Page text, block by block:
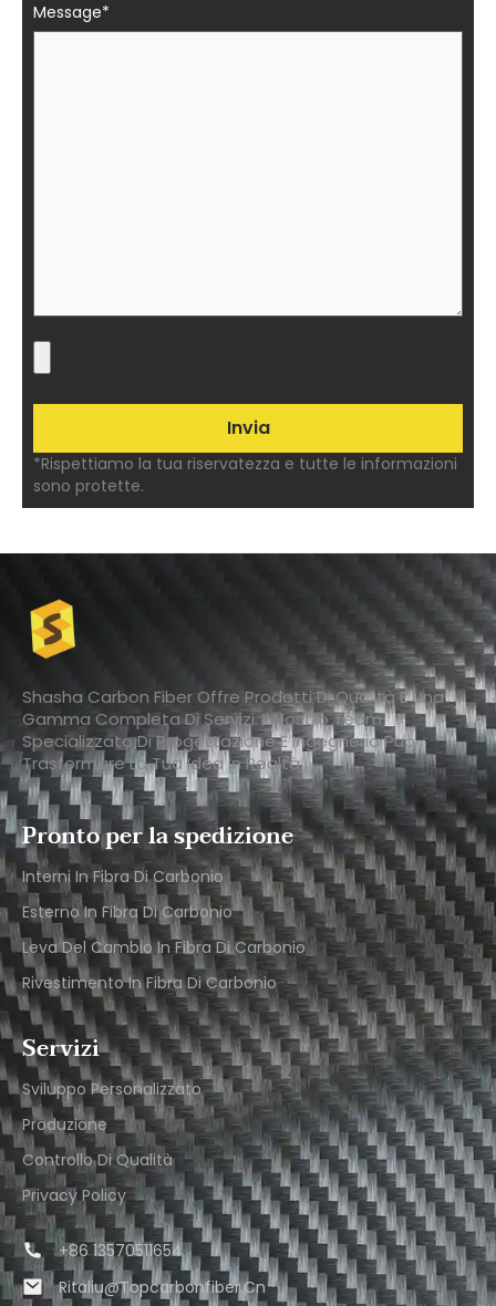
Message*
*Rispettiamo la tua riservatezza e tutte le informazioni
sono protette.
Shasha Carbon Fiber Offre Prodotti Di Qualità E Una
Gamma Completa Di Servizi. Il Nostro Team
Specializzato Di Progettazione E Ingegneria Può
Trasformare La Tua Idea In Realtà.
Pronto per la spedizione
Interni In Fibra Di Carbonio
Esterno In Fibra Di Carbonio
Leva Del Cambio In Fibra Di Carbonio
Rivestimento In Fibra Di Carbonio
Servizi
Sviluppo Personalizzato
Produzione
Controllo Di Qualità
Privacy Policy
+86 13570511654
Ritaliu@topcarbonfiber.cn